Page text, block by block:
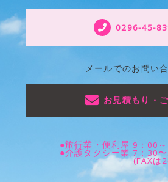
0296-45-
メールでのお問い
お見積もり・
●旅行業・便利屋 9：00
●介護タクシー業 7：30
(FAXは24時